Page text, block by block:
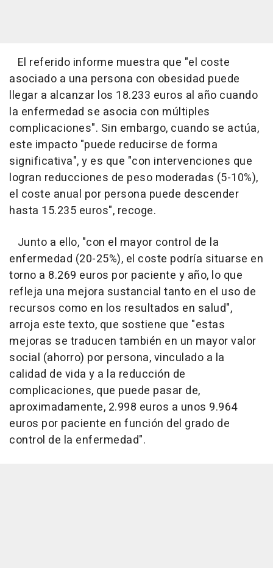
El referido informe muestra que "el coste
asociado a una persona con obesidad puede
llegar a alcanzar los 18.233 euros al año cuando
la enfermedad se asocia con múltiples
complicaciones". Sin embargo, cuando se actúa,
este impacto "puede reducirse de forma
significativa", y es que "con intervenciones que
logran reducciones de peso moderadas (5-10%),
el coste anual por persona puede descender
hasta 15.235 euros", recoge.
Junto a ello, "con el mayor control de la
enfermedad (20-25%), el coste podría situarse en
torno a 8.269 euros por paciente y año, lo que
refleja una mejora sustancial tanto en el uso de
recursos como en los resultados en salud",
arroja este texto, que sostiene que "estas
mejoras se traducen también en un mayor valor
social (ahorro) por persona, vinculado a la
calidad de vida y a la reducción de
complicaciones, que puede pasar de,
aproximadamente, 2.998 euros a unos 9.964
euros por paciente en función del grado de
control de la enfermedad".